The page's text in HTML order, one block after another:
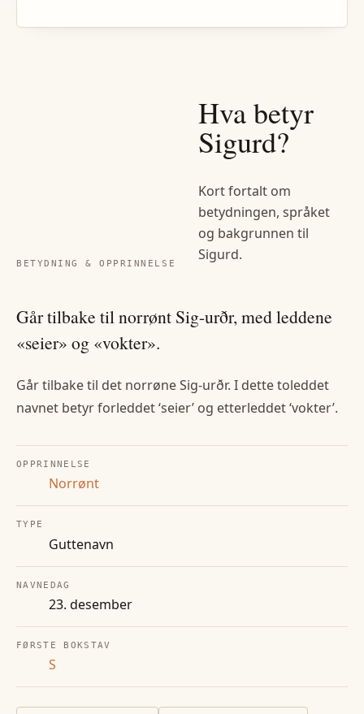
BETYDNING & OPPRINNELSE
Hva betyr
Sigurd?
Kort fortalt om
betydningen, språket
og bakgrunnen til
Sigurd.
Går tilbake til norrønt Sig-urðr, med leddene
«seier» og «vokter».
Går tilbake til det norrøne Sig-urðr. I dette toleddet
navnet betyr forleddet ‘seier’ og etterleddet ‘vokter’.
OPPRINNELSE
Norrønt
TYPE
Guttenavn
NAVNEDAG
23. desember
FØRSTE BOKSTAV
S